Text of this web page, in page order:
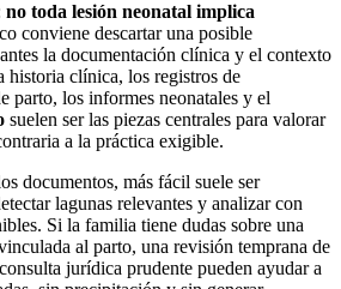
no toda lesión neonatal implica
conviene descartar una posible
la documentación clínica y el contexto
historia clínica, los registros de
parto, los informes neonatales y el
suelen ser las piezas centrales para valorar
a la práctica exigible.
documentos, más fácil suele ser
lagunas relevantes y analizar con
Si la familia tiene dudas sobre una
al parto, una revisión temprana de
jurídica prudente pueden ayudar a